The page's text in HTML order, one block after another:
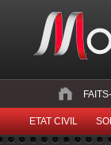
ETAT CIVIL